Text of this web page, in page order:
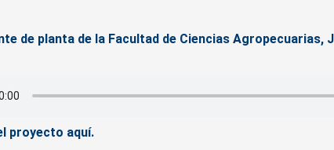
de planta de la Facultad de Ciencias Agropecuarias,
proyecto aquí.